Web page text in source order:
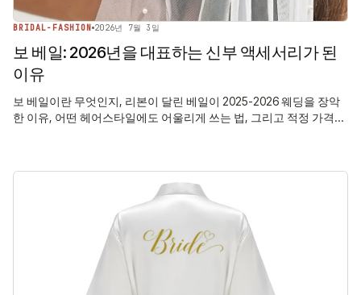
BRIDAL-FASHION 2026년 7월 3일
보 베일: 2026년을 대표하는 신부 액세서리가 된
이유
보 베일이란 무엇인지, 리본이 달린 베일이 2025-2026 웨딩을 장악
한 이유, 어떤 헤어스타일에도 어울리게 쓰는 법, 그리고 적정 가격까